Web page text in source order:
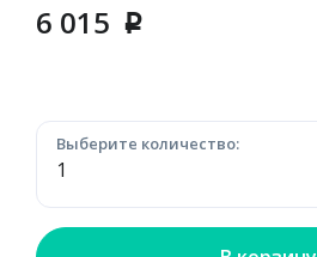
6 015 p
Выберите количество: